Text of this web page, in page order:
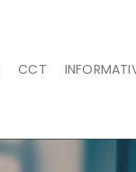
CCT